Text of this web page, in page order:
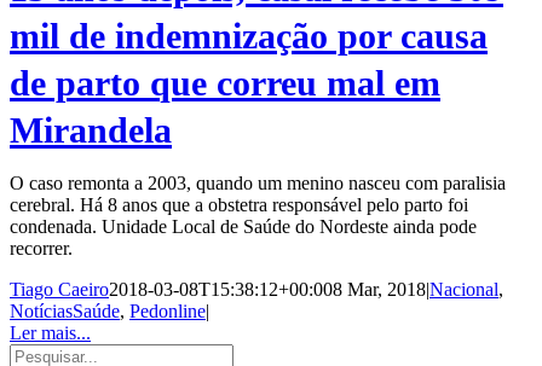
mil de indemnização por causa
de parto que correu mal em
Mirandela
O caso remonta a 2003, quando um menino nasceu com paralisia
cerebral. Há 8 anos que a obstetra responsável pelo parto foi
condenada. Unidade Local de Saúde do Nordeste ainda pode
recorrer.
Tiago Caeiro2018-03-08T15:38:12+00:008 Mar, 2018|Nacional,
NotíciasSaúde, Pedonline|
Ler mais...
Pesquisar